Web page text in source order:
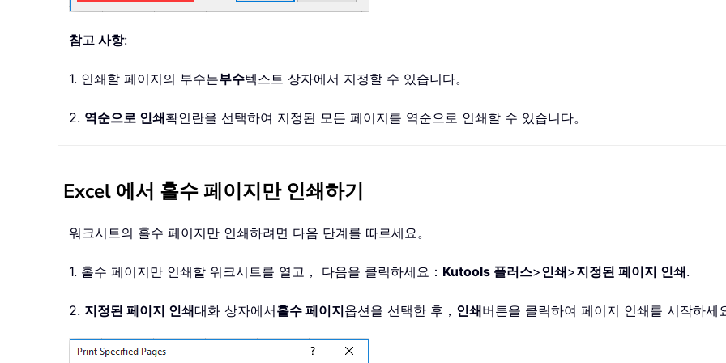
참고 사항:
1. 인쇄할 페이지의 부수는부수텍스트 상자에서 지정할 수 있습니다。
2. 역순으로 인쇄확인란을 선택하여 지정된 모든 페이지를 역순으로 인쇄할 수 있습니다。
Excel 에서 홀수 페이지만 인쇄하기
워크시트의 홀수 페이지만 인쇄하려면 다음 단계를 따르세요。
1. 홀수 페이지만 인쇄할 워크시트를 열고， 다음을 클릭하세요： Kutools 플러스>인쇄>지정된 페이지 인쇄.
2. 지정된 페이지 인쇄대화 상자에서홀수 페이지옵션을 선택한 후， 인쇄버튼을 클릭하여 페이지 인쇄를 시작하세